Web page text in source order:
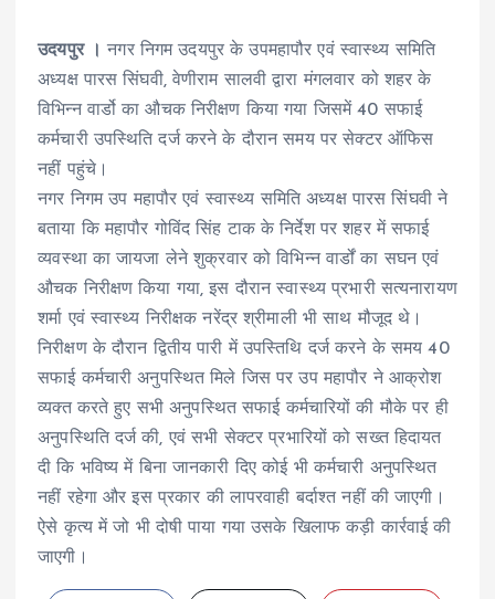
उदयपुर ।नगर निगम उदयपुर के उपमहापौर एवं स्वास्थ्य समिति
अध्यक्ष पारस सिंघवी, वेणीराम सालवी द्वारा मंगलवार को शहर के
विभिन्न वार्डो का औचक निरीक्षण किया गया जिसमें 40 सफाई
कर्मचारी उपस्थिति दर्ज करने के दौरान समय पर सेक्टर ऑफिस
नहीं पहुंचे।
नगर निगम उप महापौर एवं स्वास्थ्य समिति अध्यक्ष पारस सिंघवी ने
बताया कि महापौर गोविंद सिंह टाक के निर्देश पर शहर में सफाई
व्यवस्था का जायजा लेने शुक्रवार को विभिन्न वार्डों का सघन एवं
औचक निरीक्षण किया गया, इस दौरान स्वास्थ्य प्रभारी सत्यनारायण
शर्मा एवं स्वास्थ्य निरीक्षक नरेंद्र श्रीमाली भी साथ मौजूद थे।
निरीक्षण के दौरान द्वितीय पारी में उपस्तिथि दर्ज करने के समय 40
सफाई कर्मचारी अनुपस्थित मिले जिस पर उप महापौर ने आक्रोश
व्यक्त करते हुए सभी अनुपस्थित सफाई कर्मचारियों की मौके पर ही
अनुपस्थिति दर्ज की, एवं सभी सेक्टर प्रभारियों को सख्त हिदायत
दी कि भविष्य में बिना जानकारी दिए कोई भी कर्मचारी अनुपस्थित
नहीं रहेगा और इस प्रकार की लापरवाही बर्दाश्त नहीं की जाएगी।
ऐसे कृत्य में जो भी दोषी पाया गया उसके खिलाफ कड़ी कार्रवाई की
जाएगी।